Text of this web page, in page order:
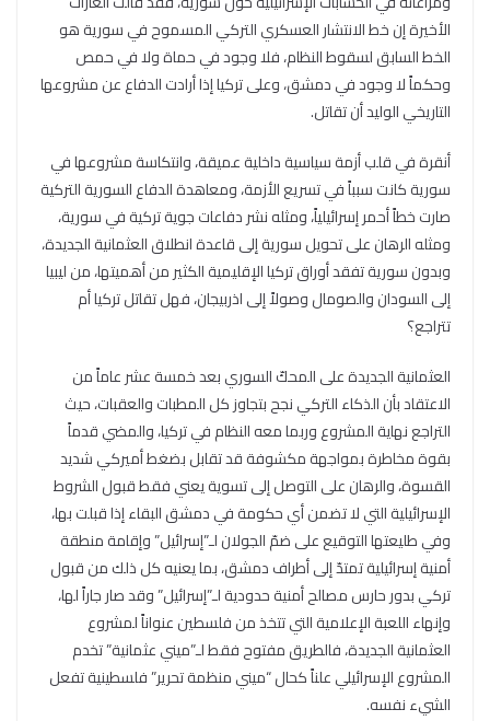
الأخيرة إن خط الانتشار العسكري التركي المسموح في سورية هو
الخط السابق لسقوط النظام، فلا وجود في حماة ولا في حمص
وحكماً لا وجود في دمشق، وعلى تركيا إذا أرادت الدفاع عن مشروعها
التاريخي الوليد أن تقاتل.
أنقرة في قلب أزمة سياسية داخلية عميقة، وانتكاسة مشروعها في
سورية كانت سبباً في تسريع الأزمة، ومعاهدة الدفاع السورية التركية
صارت خطاً أحمر إسرائيلياً، ومثله نشر دفاعات جوية تركية في سورية،
ومثله الرهان على تحويل سورية إلى قاعدة انطلاق العثمانية الجديدة،
وبدون سورية تفقد أوراق تركيا الإقليمية الكثير من أهميتها، من ليبيا
إلى السودان والصومال وصولاً إلى اذربيجان، فهل تقاتل تركيا أم
تتراجع؟
العثمانية الجديدة على المحكّ السوري بعد خمسة عشر عاماً من
الاعتقاد بأن الذكاء التركي نجح بتجاوز كل المطبات والعقبات، حيث
التراجع نهاية المشروع وربما معه النظام في تركيا، والمضي قدماً
بقوة مخاطرة بمواجهة مكشوفة قد تقابل بضغط أميركي شديد
القسوة، والرهان على التوصل إلى تسوية يعني فقط قبول الشروط
الإسرائيلية التي لا تضمن أي حكومة في دمشق البقاء إذا قبلت بها،
وفي طليعتها التوقيع على ضمّ الجولان لـ”إسرائيل” وإقامة منطقة
أمنية إسرائيلية تمتدّ إلى أطراف دمشق، بما يعنيه كل ذلك من قبول
تركي بدور حارس مصالح أمنية حدودية لـ”إسرائيل” وقد صار جاراً لها،
وإنهاء اللعبة الإعلامية التي تتخذ من فلسطين عنواناً لمشروع
العثمانية الجديدة، فالطريق مفتوح فقط لـ”ميني عثمانية” تخدم
المشروع الإسرائيلي علناً كحال “ميني منظمة تحرير” فلسطينية تفعل
الشيء نفسه.